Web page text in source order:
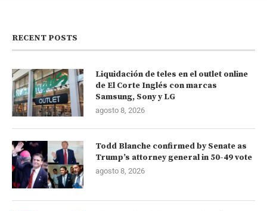
RECENT POSTS
Liquidación de teles en el outlet online
de El Corte Inglés con marcas
Samsung, Sony y LG
agosto 8, 2026
Todd Blanche confirmed by Senate as
Trump’s attorney general in 50-49 vote
agosto 8, 2026